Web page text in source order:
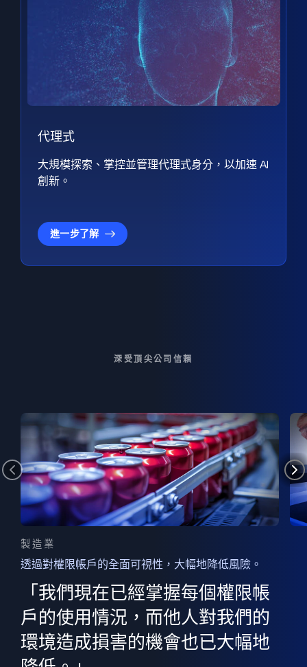
代理式
大規模探索、掌控並管理代理式身分，以加速 AI
創新。
進一步了解
深受頂尖公司信賴
製造業
透過對權限帳戶的全面可視性，大幅地降低風險。
「我們現在已經掌握每個權限帳
戶的使用情況，而他人對我們的
環境造成損害的機會也已大幅地